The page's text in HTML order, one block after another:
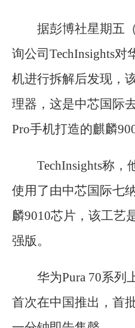
据彭博社星期五
询公司TechInsights对
机进行拆解后发现，
理器，这是中芯国际
Pro手机打造的麒麟
TechInsights称，
使用了由中芯国际七
麟9010芯片，该工艺
强版。
华为Pura 70系列
首次在中国推出，首